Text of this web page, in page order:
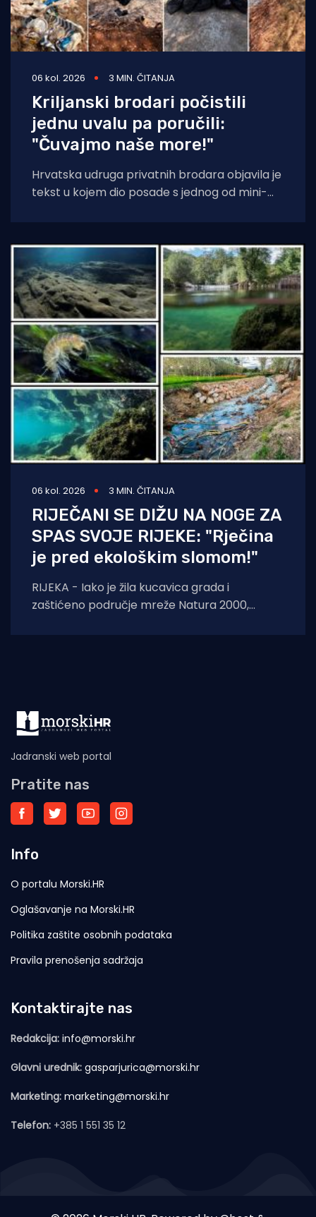
06 kol. 2026 3 MIN. ČITANJA
Kriljanski brodari počistili
jednu uvalu pa poručili:
"Čuvajmo naše more!"
Hrvatska udruga privatnih brodara objavila je
tekst u kojem dio posade s jednog od mini-
06 kol. 2026 3 MIN. ČITANJA
RIJEČANI SE DIŽU NA NOGE ZA
SPAS SVOJE RIJEKE: "Rječina
je pred ekološkim slomom!"
RIJEKA - Iako je žila kucavica grada i
zaštićeno područje mreže Natura 2000,
Jadranski web portal
Pratite nas
Info
O portalu Morski.HR
Oglašavanje na Morski.HR
Politika zaštite osobnih podataka
Pravila prenošenja sadržaja
Kontaktirajte nas
Redakcija: info@morski.hr
Glavni urednik: gasparjurica@morski.hr
Marketing: marketing@morski.hr
Telefon: +385 1 551 35 12